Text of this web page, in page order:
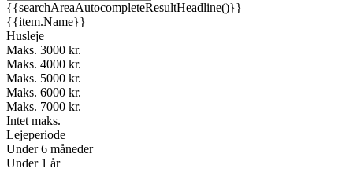
{{searchAreaAutocompleteResultHeadline()}}
{{item.Name}}
Husleje
Maks. 3000 kr.
Maks. 4000 kr.
Maks. 5000 kr.
Maks. 6000 kr.
Maks. 7000 kr.
Intet maks.
Lejeperiode
Under 6 måneder
Under 1 år